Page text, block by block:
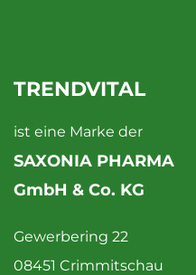
TRENDVITAL
ist eine Marke der
SAXONIA PHARMA
GmbH & Co. KG
Gewerbering 22
08451 Crimmitschau